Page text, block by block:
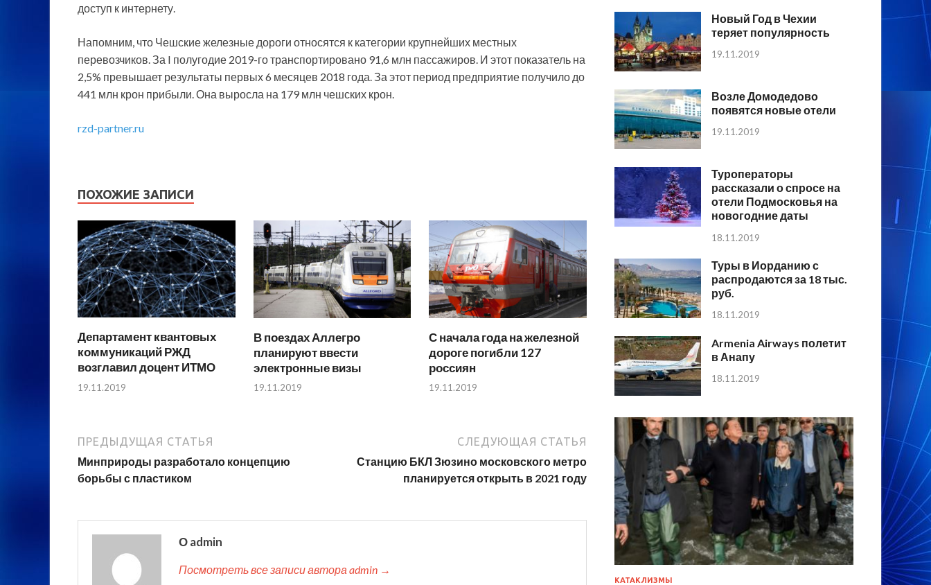
доступ к интернету.
Напомним, что Чешские железные дороги относятся к категории крупнейших местных
перевозчиков. За I полугодие 2019-го транспортировано 91,6 млн пассажиров. И этот показатель на
2,5% превышает результаты первых 6 месяцев 2018 года. За этот период предприятие получило до
441 млн крон прибыли. Она выросла на 179 млн чешских крон.
rzd-partner.ru
ПОХОЖИЕ ЗАПИСИ
Департамент квантовых
коммуникаций РЖД
возглавил доцент ИТМО
19.11.2019
В поездах Аллегро
планируют ввести
электронные визы
19.11.2019
С начала года на железной
дороге погибли 127
россиян
19.11.2019
ПРЕДЫДУЩАЯ СТАТЬЯ
Минприроды разработало концепцию
борьбы с пластиком
СЛЕДУЮЩАЯ СТАТЬЯ
Станцию БКЛ Зюзино московского метро
планируется открыть в 2021 году
О admin
Посмотреть все записи автора admin →
Новый Год в Чехии
теряет популярность
19.11.2019
Возле Домодедово
появятся новые отели
19.11.2019
Туроператоры
рассказали о спросе на
отели Подмосковья на
новогодние даты
18.11.2019
Туры в Иорданию с
распродаются за 18 тыс.
руб.
18.11.2019
Armenia Airways полетит
в Анапу
18.11.2019
КАТАКЛИЗМЫ